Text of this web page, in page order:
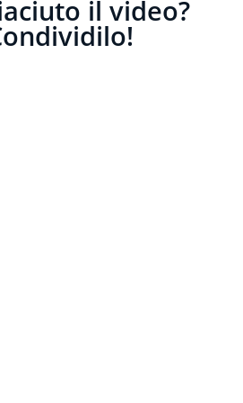
il video?